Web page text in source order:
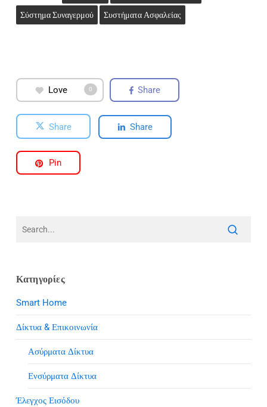
Σύστημα Συναγερμού Συστήματα Ασφαλείας
Love 0 Share
Share Share
Pin
Κατηγορίες
Smart Home
Δίκτυα & Επικοινωνία
Ασύρματα Δίκτυα
Ενσύρματα Δίκτυα
Έλεγχος Εισόδου